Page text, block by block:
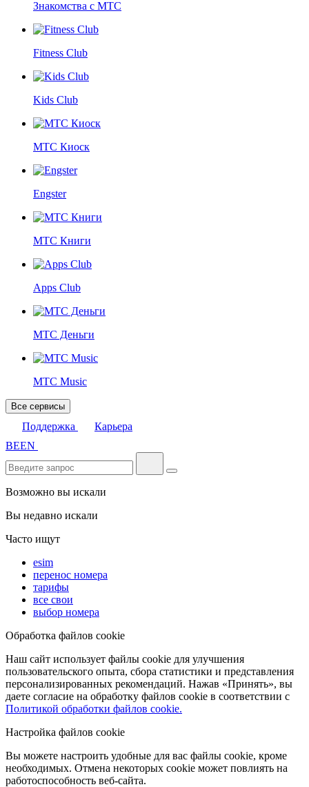
Знакомства с МТС
Fitness Club
Kids Club
МТС Киоск
Engster
МТС Книги
Apps Club
МТС Деньги
МТС Music
Все сервисы
Поддержка
Карьера
BEEN
Возможно вы искали
Вы недавно искали
Часто ищут
esim
перенос номера
тарифы
все свои
выбор номера
Обработка файлов cookie
Наш сайт использует файлы cookie для улучшения
пользовательского опыта, сбора статистики и представления
персонализированных рекомендаций. Нажав «Принять», вы
даете согласие на обработку файлов cookie в соответствии с
Политикой обработки файлов cookie.
Настройка файлов cookie
Вы можете настроить удобные для вас файлы cookie, кроме
необходимых. Отмена некоторых cookie может повлиять на
работоспособность веб-сайта.